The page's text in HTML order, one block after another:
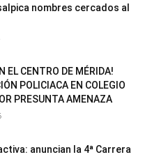
nombres cercados al
EL CENTRO DE MÉRIDA!
POLICIACA EN COLEGIO
PRESUNTA AMENAZA
anuncian la 4ª Carrera